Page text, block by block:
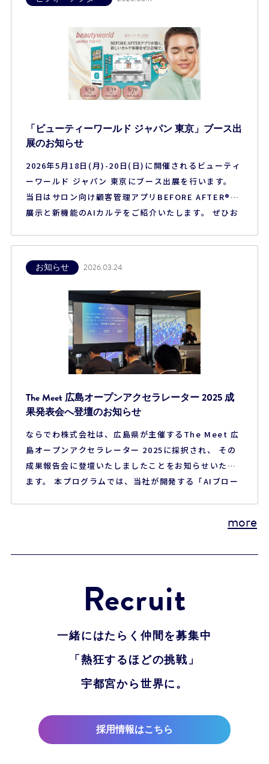
て、プログラムの魅力や活用方法に…
「ビューティーワールド ジャパン 東京」ブース出
展のお知らせ
2026年5月18日(月)-20日(日)に開催されるビューティ
ーワールド ジャパン 東京にブース出展を行います。
当日はサロン向け顧客管理アプリBEFORE AFTER®の
展示と新機能のAIカルテをご紹介いたします。 ぜひお
ワールド ジャパン 東京（第28回） 【会期】2026年5
月18日（月）－20日（水） 【時間】10:00–18:00（最
終…
お知らせ 2026.03.24
The Meet 広島オープンアクセラレーター 2025 成
果発表会へ登壇のお知らせ
ならでわ株式会社は、広島県が主催するThe Meet 広
島オープンアクセラレーター 2025に採択され、 その
成果報告会に登壇いたしましたことをお知らせいたし
ます。 本プログラムでは、当社が開発する「AIブロー
における住民の声は、アンケートや一部の意見募集にmore
Recruit
一緒にはたらく仲間を募集中
「熱狂するほどの挑戦」
宇都宮から世界に。
採用情報はこちら